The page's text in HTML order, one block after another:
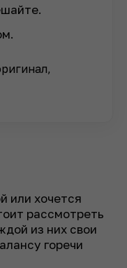
или хочется
рассмотреть
из них свои
горечи